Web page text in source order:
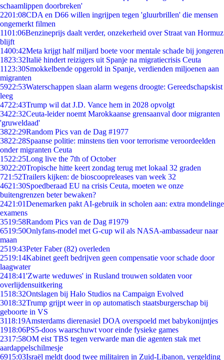
schaamlippen doorbreken'
2201:08CDA en D66 willen ingrijpen tegen 'gluurbrillen' die mensen
ongemerkt filmen
1101:06Benzineprijs daalt verder, onzekerheid over Straat van Hormuz
blijft
1400:42Meta krijgt half miljard boete voor mentale schade bij jongeren
1823:32Italië hindert reizigers uit Spanje na migratiecrisis Ceuta
11 23:30Smokkelbende opgerold in Spanje, verdienden miljoenen aan
migranten
5922:53Waterschappen slaan alarm wegens droogte: Gereedschapskist
leeg
4722:43Trump wil dat J.D. Vance hem in 2028 opvolgt
3422:32Ceuta-leider noemt Marokkaanse grensaanval door migranten
'gruweldaad'
3822:29Random Pics van de Dag #1977
3822:28Spaanse politie: minstens tien voor terrorisme veroordeelden
onder migranten Ceuta
1522:25Long live the 7th of October
3022:20Tropische hitte keert zondag terug met lokaal 32 graden
721:52Trailers kijken: de bioscoopreleases van week 32
4621:30Spoedberaad EU na crisis Ceuta, moeten we onze
buitengrenzen beter bewaken?
2421:01Denemarken pakt AI-gebruik in scholen aan: extra mondelinge
examens
3519:58Random Pics van de Dag #1979
6519:50Onlyfans-model met G-cup wil als NASA-ambassadeur naar
maan
2519:43Peter Faber (82) overleden
2519:14Kabinet geeft bedrijven geen compensatie voor schade door
laagwater
2418:41'Zwarte weduwes' in Rusland trouwen soldaten voor
overlijdensuitkering
1518:32Ontslagen bij Halo Studios na Campaign Evolved
3018:32Trump grijpt weer in op automatisch staatsburgerschap bij
geboorte in VS
3118:19Amsterdams dierenasiel DOA overspoeld met babykonijntjes
1918:06PS5-doos waarschuwt voor einde fysieke games
2317:58OM eist TBS tegen verwarde man die agenten stak met
aardappelschilmesje
6915:03Israël meldt dood twee militairen in Zuid-Libanon, vergelding